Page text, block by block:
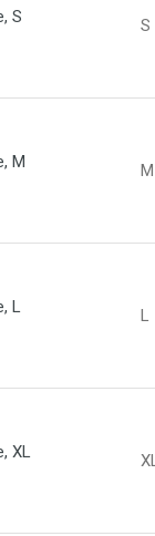
S S
M M
L L
XL